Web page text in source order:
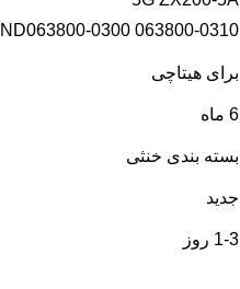
ND063800-0300 063800-0310
برای هیتاچی
6 ماه
بسته بندی خنثی
جدید
1-3 روز